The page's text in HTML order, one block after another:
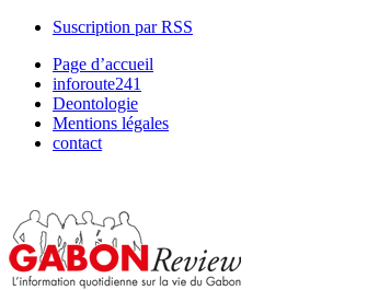
Suscription par RSS
Page d’accueil
inforoute241
Deontologie
Mentions légales
contact